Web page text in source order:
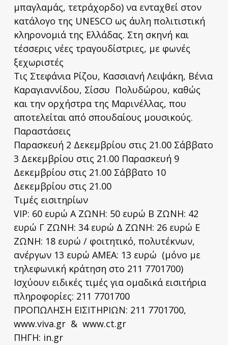
μπαγλαμάς, τετράχορδο) να ενταχθεί στον
κατάλογο της UNESCO ως άυλη πολιτιστική
κληρονομιά της Ελλάδας. Στη σκηνή και
τέσσερις νέες τραγουδίστριες, με φωνές
ξεχωριστές
Τις Στεφάνια Ρίζου, Κασσιανή Λειψάκη, Βένια
Καραγιαννίδου, Σίσσυ Πολυδώρου, καθώς
και την ορχήστρα της Μαρινέλλας, που
αποτελείται από σπουδαίους μουσικούς.
Παραστάσεις
Παρασκευή 2 Δεκεμβρίου στις 21.00 Σάββατο
3 Δεκεμβρίου στις 21.00 Παρασκευή 9
Δεκεμβρίου στις 21.00 Σάββατο 10
Δεκεμβρίου στις 21.00
Τιμές εισιτηρίων
VIP: 60 ευρώ Α ΖΩΝΗ: 50 ευρώ Β ΖΩΝΗ: 42
ευρώ Γ ΖΩΝΗ: 34 ευρώ Δ ΖΩΝΗ: 26 ευρώ Ε
ΖΩΝΗ: 18 ευρώ / φοιτητικό, πολυτέκνων,
ανέργων 13 ευρώ ΑΜΕΑ: 13 ευρώ (μόνο με
τηλεφωνική κράτηση στο 211 7701700)
Ισχύουν ειδικές τιμές για ομαδικά εισιτήρια
πληροφορίες: 211 7701700
ΠΡΟΠΩΛΗΣΗ ΕΙΣΙΤΗΡΙΩΝ: 211 7701700,
www.viva.gr & www.ct.gr
ΠΗΓΗ: in.gr